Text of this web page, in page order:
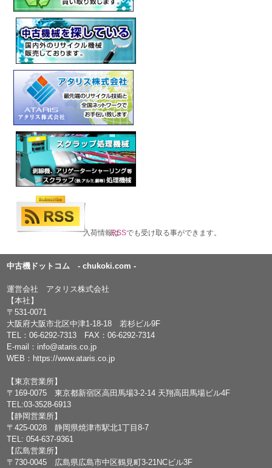
入荷情報はRSSでも受け取る事ができます。
中古機ドットコム - chukoki.com -
運営会社 アタリス株式会社
【本社】
〒531-0071
大阪府大阪市北区中津1-18-18 若杉ビル9F
TEL：06-6292-7313 FAX：06-6292-7314
E-mail： info@ataris.co.jp
WEB： https://www.ataris.co.jp
【東京営業所】
〒169-0075 東京都新宿区高田馬場3-2-14 天翔高田馬場ビル4F
TEL:03-3528-6913
【静岡営業所】
〒425-0028 静岡県焼津市駅北1丁目8-7
TEL: 054-637-9361
【広島営業所】
〒730-0045 広島県広島市中区鶴見町3-21NCビル3F